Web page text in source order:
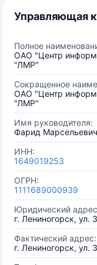
Управляющая
Полное
ОАО "Центр
"ЛМР"
Сокращенное
ОАО "Центр
"ЛМР"
Имя руководителя:
Фарид
ИНН:
1649019253
ОГРН:
1111689000939
Юридический
г. Лениногорск, ул.
Фактический адрес:
г. Лениногорск, ул.